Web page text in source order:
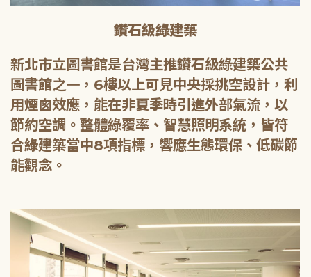
鑽石級綠建築
新北市立圖書館是台灣主推鑽石級綠建築公共
圖書館之一，6樓以上可見中央採挑空設計，利
用煙囪效應，能在非夏季時引進外部氣流，以
節約空調。整體綠覆率、智慧照明系統，皆符
合綠建築當中8項指標，響應生態環保、低碳節
能觀念。